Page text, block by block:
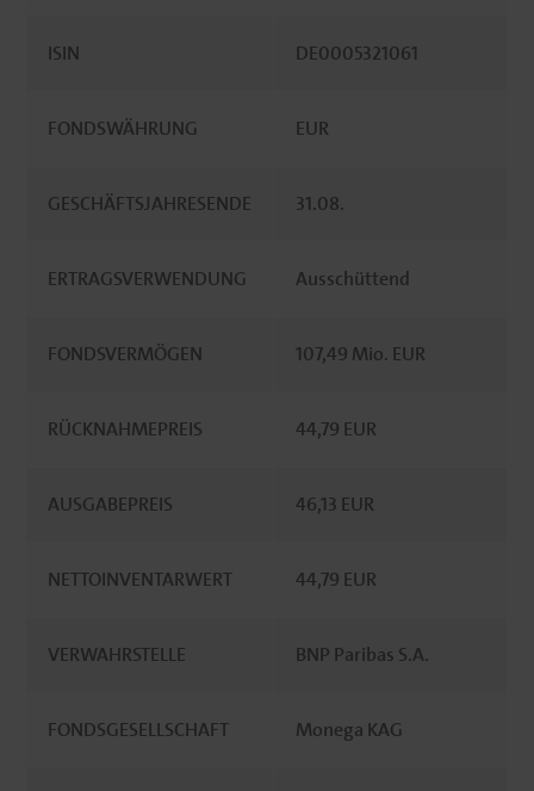
ISIN DE0005321061
FONDSWÄHRUNG EUR
GESCHÄFTSJAHRESENDE 31.08.
ERTRAGSVERWENDUNG Ausschüttend
FONDSVERMÖGEN 107,49 Mio. EUR
RÜCKNAHMEPREIS 44,79 EUR
AUSGABEPREIS 46,13 EUR
NETTOINVENTARWERT 44,79 EUR
VERWAHRSTELLE BNP Paribas S.A.
FONDSGESELLSCHAFT Monega KAG